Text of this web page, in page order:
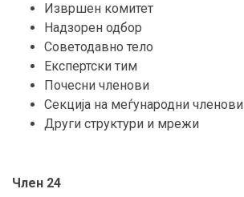
Извршен комитет
Надзорен одбор
Советодавно тело
Експертски тим
Почесни членови
Секција на меѓународни членови
Други структури и мрежи
Член 24